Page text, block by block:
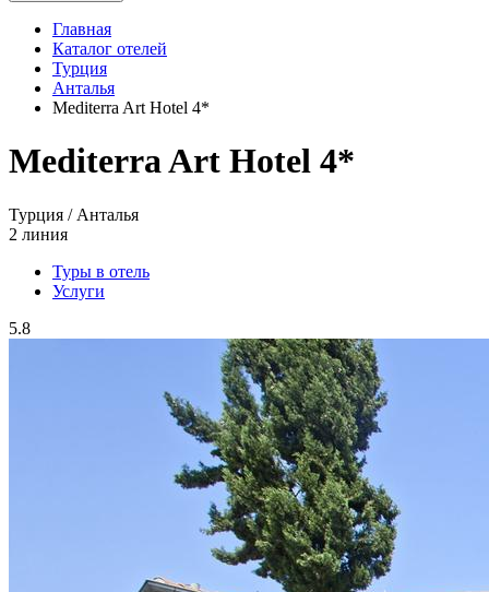
Главная
Каталог отелей
Турция
Анталья
Mediterra Art Hotel 4*
Mediterra Art Hotel 4*
Турция / Анталья
2 линия
Туры в отель
Услуги
5.8